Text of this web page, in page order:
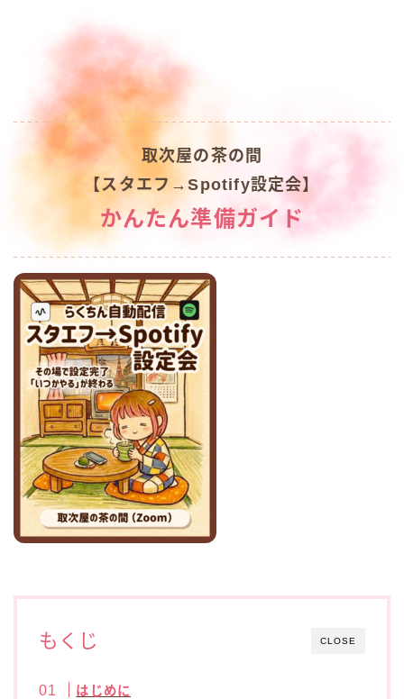
取次屋の茶の間
【スタエフ→Spotify設定会】
かんたん準備ガイド
CLOSE
もくじ
はじめに